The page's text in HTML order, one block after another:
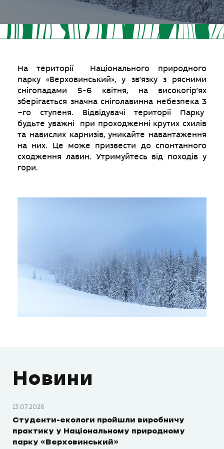
На території Національного природного
парку «Верховинський», у зв’язку з рясними
снігопадами 5-6 квітня, на високогiр’ях
зберігається значна сніголавинна небезпека 3
–го ступеня. Відвідувачі території Парку
будьте уважні при проходженні крутих схилів
та навислих карнизів, уникайте навантаження
на них. Це може призвести до спонтанного
сходження лавин. Утримуйтесь від походів у
гори.
Новини
13.07.2026
Студенти-екологи пройшли виробничу
практику у Національному природному
парку «Верховинський»